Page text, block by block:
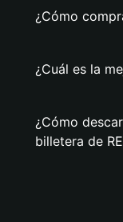
¿Cómo
¿Cuál es la
¿Cómo
billetera de